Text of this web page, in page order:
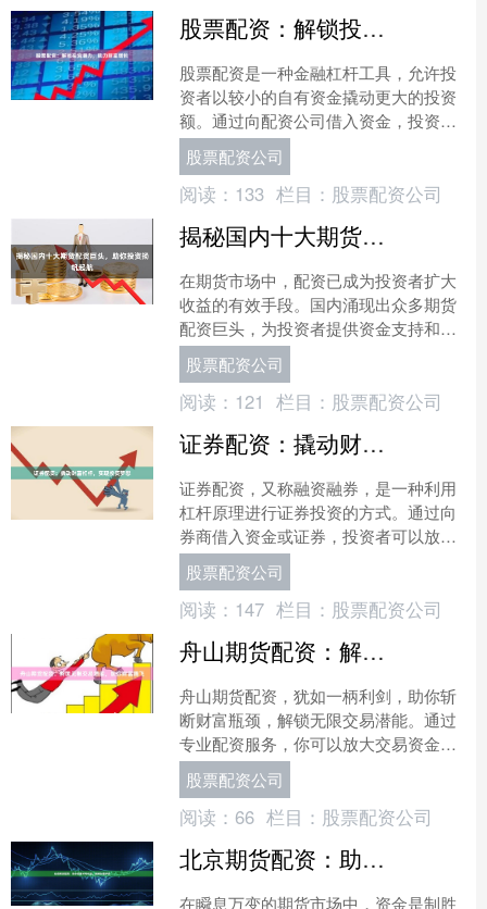
股票配资：解锁投资潜力，助力财富增长
股票配资是一种金融杠杆工具，允许投
资者以较小的自有资金撬动更大的投资
额。通过向配资公司借入资金，投资者
可以放大投资收益，同时承担更高的风
险。 股票配资的优势在于....
股票配资公司
阅读： 133 栏目： 股票配资公司
揭秘国内十大期货配资巨头，助你投资扬帆起航
在期货市场中，配资已成为投资者扩大
收益的有效手段。国内涌现出众多期货
配资巨头，为投资者提供资金支持和专
业服务。 **十大期货配资巨头** 1. **永
安期货**....
股票配资公司
阅读： 121 栏目： 股票配资公司
证券配资：撬动财富杠杆，实现投资梦想
证券配资，又称融资融券，是一种利用
杠杆原理进行证券投资的方式。通过向
券商借入资金或证券，投资者可以放大
自己的投资规模，增加潜在收益。 证券
配资的优势在于： * ....
股票配资公司
阅读： 147 栏目： 股票配资公司
舟山期货配资：解锁无限交易潜能，助你财富腾飞
舟山期货配资，犹如一柄利剑，助你斩
断财富瓶颈，解锁无限交易潜能。通过
专业配资服务，你可以放大交易资金，
提升交易效率，从而创造更多财富机
会。 **资金放大，交易无....
股票配资公司
阅读： 66 栏目： 股票配资公司
北京期货配资：助你把握市场机遇，成就财富梦想
在瞬息万变的期货市场中，资金是制胜